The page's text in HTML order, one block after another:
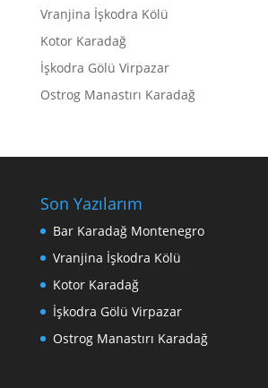
Vranjina İşkodra Kölü
Kotor Karadağ
İşkodra Gölü Virpazar
Ostrog Manastırı Karadağ
Son Yazılarım
Bar Karadağ Montenegro
Vranjina İşkodra Kölü
Kotor Karadağ
İşkodra Gölü Virpazar
Ostrog Manastırı Karadağ